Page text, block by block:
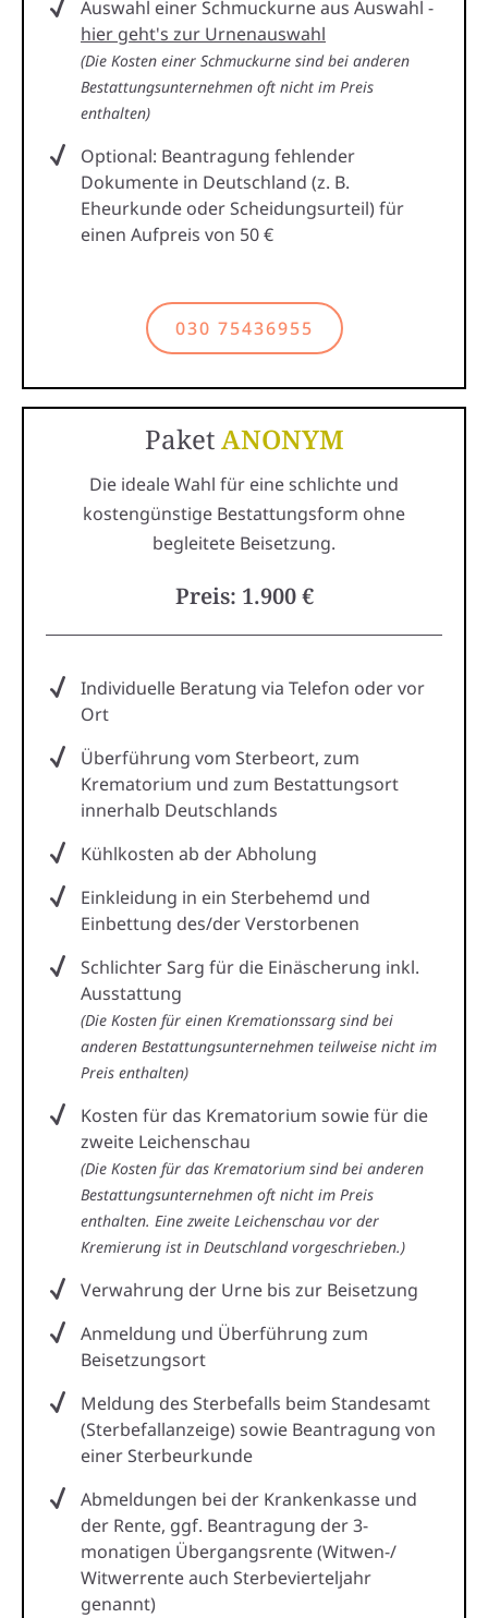
Auswahl einer Schmuckurne aus Auswahl -
hier geht's zur Urnenauswahl
(Die Kosten einer Schmuckurne sind bei anderen
Bestattungsunternehmen oft nicht im Preis
enthalten)
Optional: Beantragung fehlender
Dokumente in Deutschland (z. B.
Eheurkunde oder Scheidungsurteil) für
einen Aufpreis von 50 €
030 75436955
PaketANONYM
Die ideale Wahl für eine schlichte und
kostengünstige Bestattungsform ohne
begleitete Beisetzung.
Preis: 1.900 €
Individuelle Beratung via Telefon oder vor
Ort
Überführung vom Sterbeort, zum
Krematorium und zum Bestattungsort
innerhalb Deutschlands
Kühlkosten ab der Abholung
Einkleidung in ein Sterbehemd und
Einbettung des/der Verstorbenen
Schlichter Sarg für die Einäscherung inkl.
Ausstattung
(Die Kosten für einen Kremationssarg sind bei
anderen Bestattungsunternehmen teilweise nicht im
Preis enthalten)
Kosten für das Krematorium sowie für die
zweite Leichenschau
(Die Kosten für das Krematorium sind bei anderen
Bestattungsunternehmen oft nicht im Preis
enthalten. Eine zweite Leichenschau vor der
Kremierung ist in Deutschland vorgeschrieben.)
Verwahrung der Urne bis zur Beisetzung
Anmeldung und Überführung zum
Beisetzungsort
Meldung des Sterbefalls beim Standesamt
(Sterbefallanzeige) sowie Beantragung von
einer Sterbeurkunde
Abmeldungen bei der Krankenkasse und
der Rente, ggf. Beantragung der 3-
monatigen Übergangsrente (Witwen-/
Witwerrente auch Sterbevierteljahr
genannt)